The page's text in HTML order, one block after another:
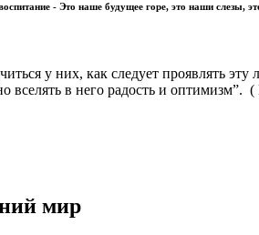
- Это наше будущее горе, это наши слезы,
у них, как следует проявлять
вселять в него радость и
мир